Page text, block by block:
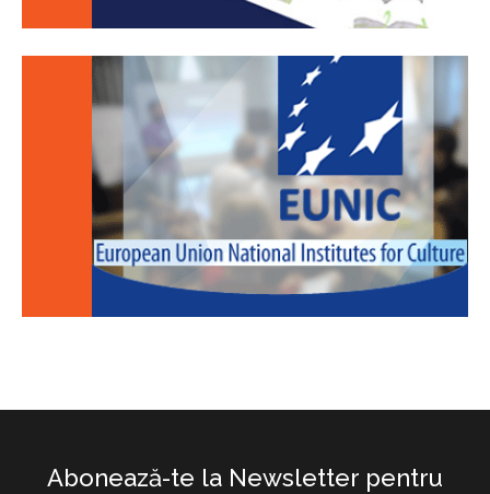
Abonează-te la Newsletter pentru